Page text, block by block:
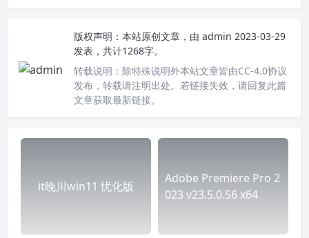
版权声明： 本站原创文章，由 admin 2023-03-29
发表，共计1268字。
转载说明： 除特殊说明外本站文章皆由CC-4.0协议
发布，转载请注明出处。若链接失效，请回复此篇
文章获取最新链接。
it晚川win11 忧化版
Adobe Premiere Pro 2
023 v23.5.0.56 x64